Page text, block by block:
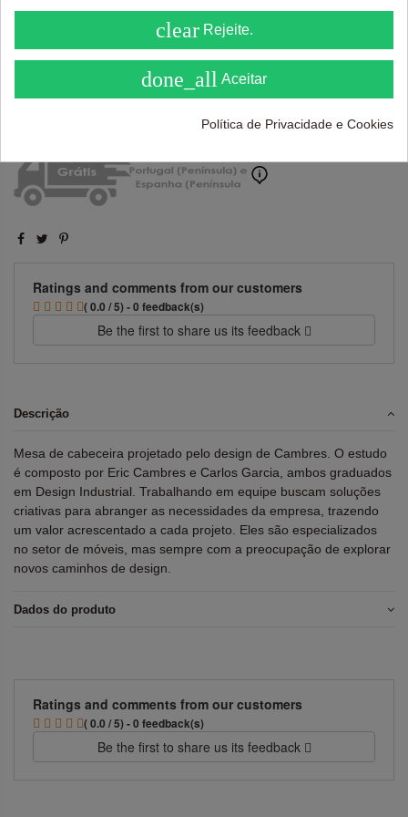
Adicionar ao carrinho
Ratings and comments from our customers
( 0.0 / 5) - 0 feedback(s)
Be the first to share us its feedback
Descrição
Mesa de cabeceira projetado pelo design de Cambres. O estudo
é composto por Eric Cambres e Carlos Garcia, ambos graduados
em Design Industrial. Trabalhando em equipe buscam soluções
criativas para abranger as necessidades da empresa, trazendo
um valor acrescentado a cada projeto. Eles são especializados
no setor de móveis, mas sempre com a preocupação de explorar
novos caminhos de design.
Dados do produto
Ratings and comments from our customers
( 0.0 / 5) - 0 feedback(s)
Be the first to share us its feedback
clear Rejeite.
done_all Aceitar
Política de Privacidade e Cookies